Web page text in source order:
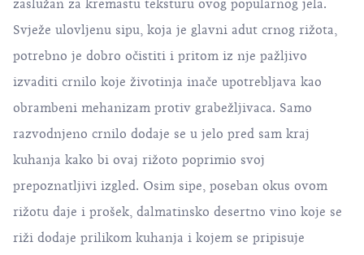
zaslužan za kremastu teksturu ovog popularnog jela.
Svježe ulovljenu sipu, koja je glavni adut crnog rižota,
potrebno je dobro očistiti i pritom iz nje pažljivo
izvaditi crnilo koje životinja inače upotrebljava kao
obrambeni mehanizam protiv grabežljivaca. Samo
razvodnjeno crnilo dodaje se u jelo pred sam kraj
kuhanja kako bi ovaj rižoto poprimio svoj
prepoznatljivi izgled. Osim sipe, poseban okus ovom
rižotu daje i prošek, dalmatinsko desertno vino koje se
riži dodaje prilikom kuhanja i kojem se pripisuje